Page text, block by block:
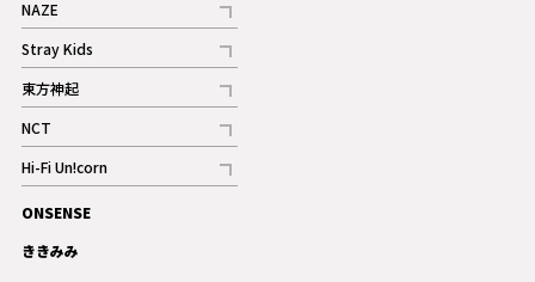
NAZE
記事
Stray Kids
記事
東方神起
記事
NCT
記事
Hi-Fi Un!corn
記事
ギャラリー
ONSENSE
ききみみ